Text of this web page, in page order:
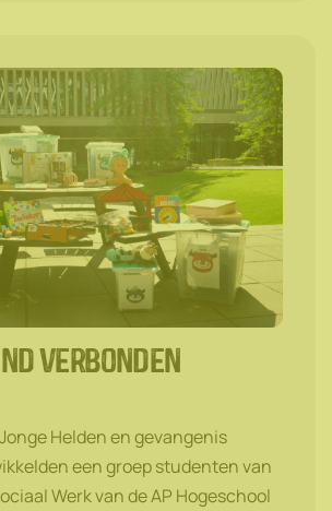
verbonden
Helden en gevangenis
een groep studenten van
Werk van de AP Hogeschool